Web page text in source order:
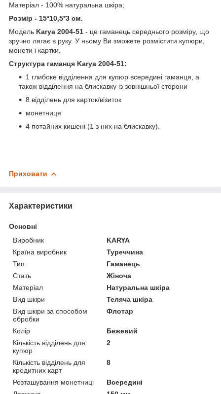
Матеріал - 100% натуральна шкіра;
Розмір - 15*10,5*3 см.
Модель Karya 2004-51 - це гаманець середнього розміру, що
зручно лягає в руку. У ньому Ви зможете розмістити купюри,
монети і картки.
Структура гаманця Karya 2004-51:
1 глибоке відділення для купюр всередині гаманця, а
також відділення на блискавку із зовнішньої сторони
8 відділень для карток/візиток
монетниця
4 потайних кишені (1 з них на блискавку).
Приховати
Характеристики
Основні
Виробник
KARYA
Країна виробник
Туреччина
Тип
Гаманець
Стать
Жіноча
Матеріал
Натуральна шкіра
Вид шкіри
Теляча шкіра
Вид шкіри за способом
обробки
Флотар
Колір
Бежевий
Кількість відділень для
купюр
2
Кількість відділень для
кредитних карт
8
Розташування монетниці
Всередині